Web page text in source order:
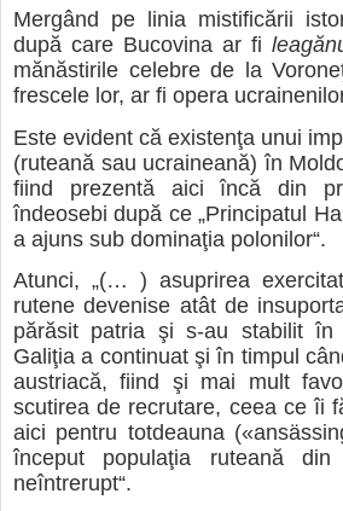
Mergând pe linia mistificării
după care Bucovina ar fi
mănăstirile celebre de la
frescele lor, ar fi opera
Este evident că existenţa unui
(ruteană sau ucraineană) în
fiind prezentă aici încă din
îndeosebi după ce „Principatul
a ajuns sub dominaţia polonilor“.
Atunci, „(… ) asuprirea
rutene devenise atât de
părăsit patria şi s-au stabilit în
Galiţia a continuat şi în timpul
austriacă, fiind şi mai mult
scutirea de recrutare, ceea ce îi
aici pentru totdeauna
început populaţia ruteană
neîntrerupt“.